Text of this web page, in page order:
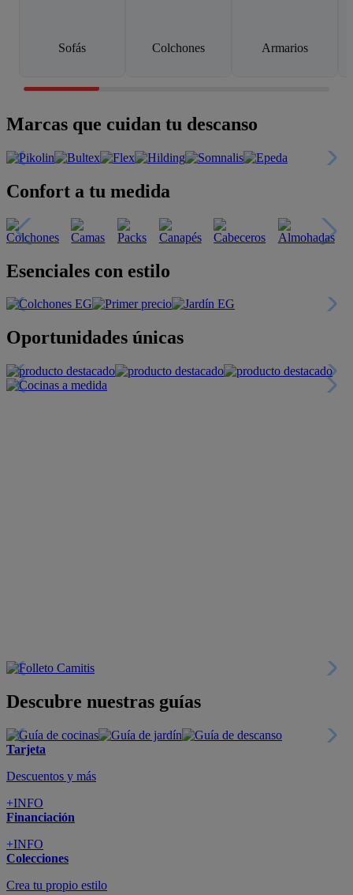
Sofás Colchones Armarios
Marcas que cuidan tu descanso
Confort a tu medida
Esenciales con estilo
Oportunidades únicas
Descubre nuestras guías
Tarjeta
Descuentos y más
+INFO
Financiación
+INFO
Colecciones
Crea tu propio estilo